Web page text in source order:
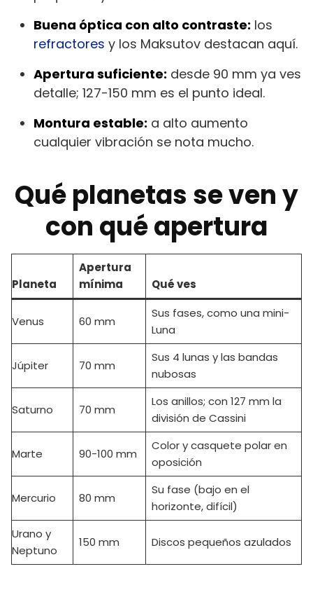
Buena óptica con alto contraste: los
refractores y los Maksutov destacan aquí.
Apertura suficiente: desde 90 mm ya ves
detalle; 127-150 mm es el punto ideal.
Montura estable: a alto aumento
cualquier vibración se nota mucho.
Qué planetas se ven y
con qué apertura
Planeta
Apertura
mínima
Qué ves
Venus 60 mm
Sus fases, como una mini-
Luna
Júpiter 70 mm
Sus 4 lunas y las bandas
nubosas
Saturno 70 mm
Los anillos; con 127 mm la
división de Cassini
Marte 90-100 mm
Color y casquete polar en
oposición
Mercurio 80 mm
Su fase (bajo en el
horizonte, difícil)
Urano y
Neptuno
150 mm Discos pequeños azulados